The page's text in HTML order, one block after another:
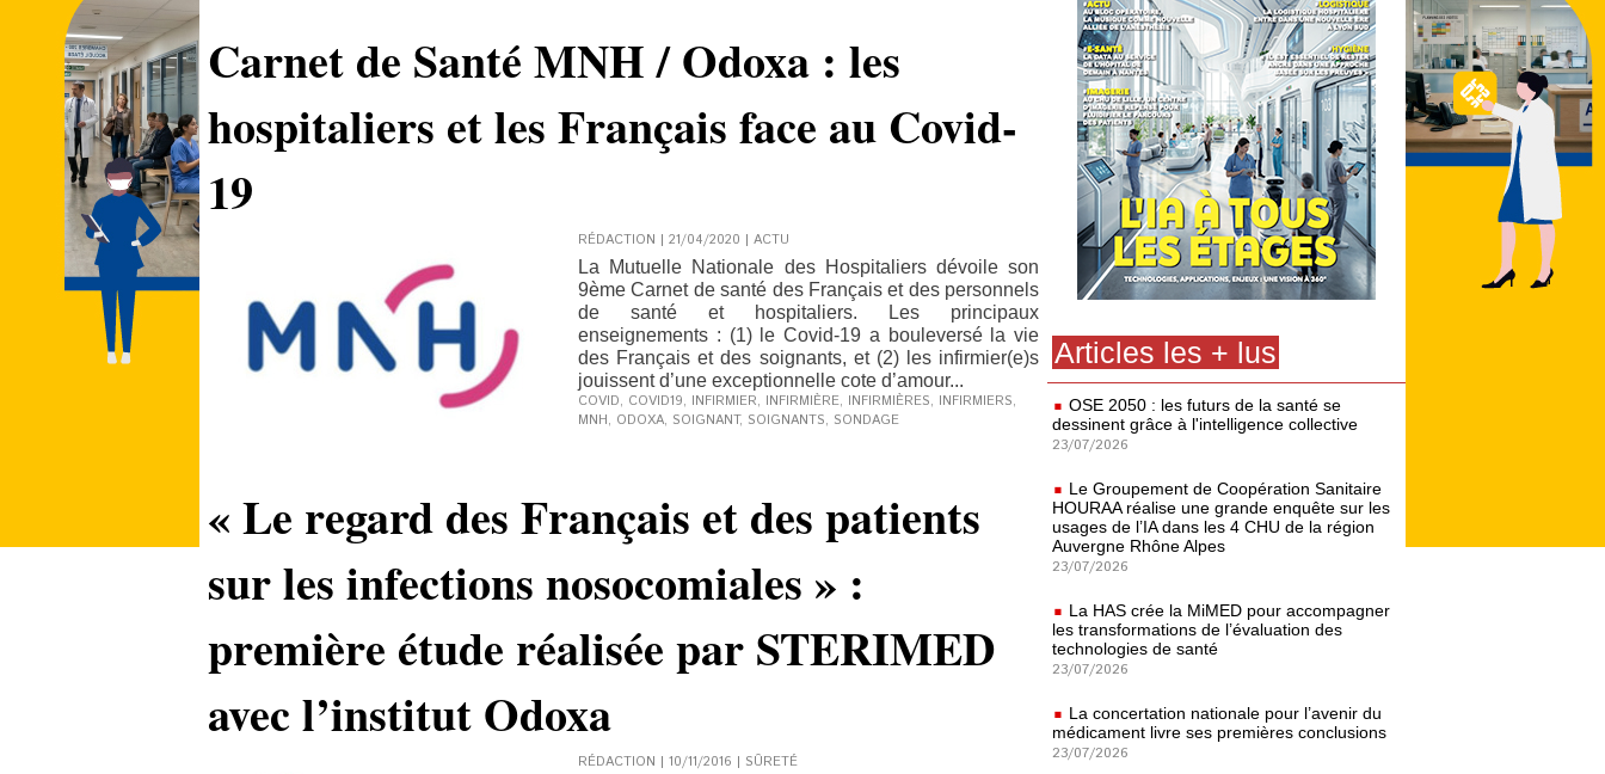
Carnet de Santé MNH / Odoxa : les
hospitaliers et les Français face au Covid-
19
RÉDACTION | 21/04/2020 | ACTU
La Mutuelle Nationale des Hospitaliers dévoile son
9ème Carnet de santé des Français et des personnels
de santé et hospitaliers. Les principaux
enseignements : (1) le Covid-19 a bouleversé la vie
des Français et des soignants, et (2) les infirmier(e)s
jouissent d’une exceptionnelle cote d’amour...
COVID, COVID19, INFIRMIER, INFIRMIÈRE, INFIRMIÈRES, INFIRMIERS,
MNH, ODOXA, SOIGNANT, SOIGNANTS, SONDAGE
« Le regard des Français et des patients
sur les infections nosocomiales » :
première étude réalisée par STERIMED
avec l’institut Odoxa
RÉDACTION | 10/11/2016 | SÛRETÉ
Articles les + lus
OSE 2050 : les futurs de la santé se
dessinent grâce à l'intelligence collective
23/07/2026
Le Groupement de Coopération Sanitaire
HOURAA réalise une grande enquête sur les
usages de l’IA dans les 4 CHU de la région
Auvergne Rhône Alpes
23/07/2026
La HAS crée la MiMED pour accompagner
les transformations de l’évaluation des
technologies de santé
23/07/2026
La concertation nationale pour l’avenir du
médicament livre ses premières conclusions
23/07/2026